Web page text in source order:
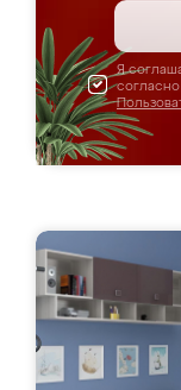
Я
согласно